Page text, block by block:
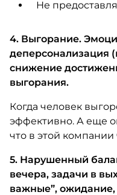
Не
4. Выгорание.
деперсонализация
снижение
выгорания.
Когда человек
эффективно. А еще
что в этой компании
5. Нарушенный
вечера, задачи в
важные”, ожидание,